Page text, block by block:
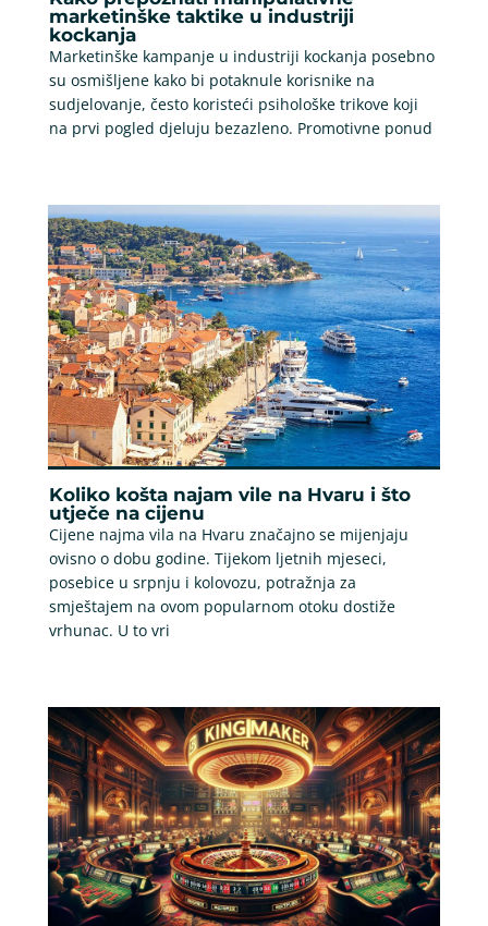
marketinške taktike u industriji
kockanja
Marketinške kampanje u industriji kockanja posebno
su osmišljene kako bi potaknule korisnike na
sudjelovanje, često koristeći psihološke trikove koji
na prvi pogled djeluju bezazleno. Promotivne ponud
Koliko košta najam vile na Hvaru i što
utječe na cijenu
Cijene najma vila na Hvaru značajno se mijenjaju
ovisno o dobu godine. Tijekom ljetnih mjeseci,
posebice u srpnju i kolovozu, potražnja za
smještajem na ovom popularnom otoku dostiže
vrhunac. U to vri